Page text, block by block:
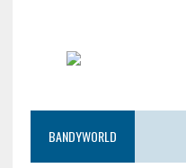
BANDYWORLD